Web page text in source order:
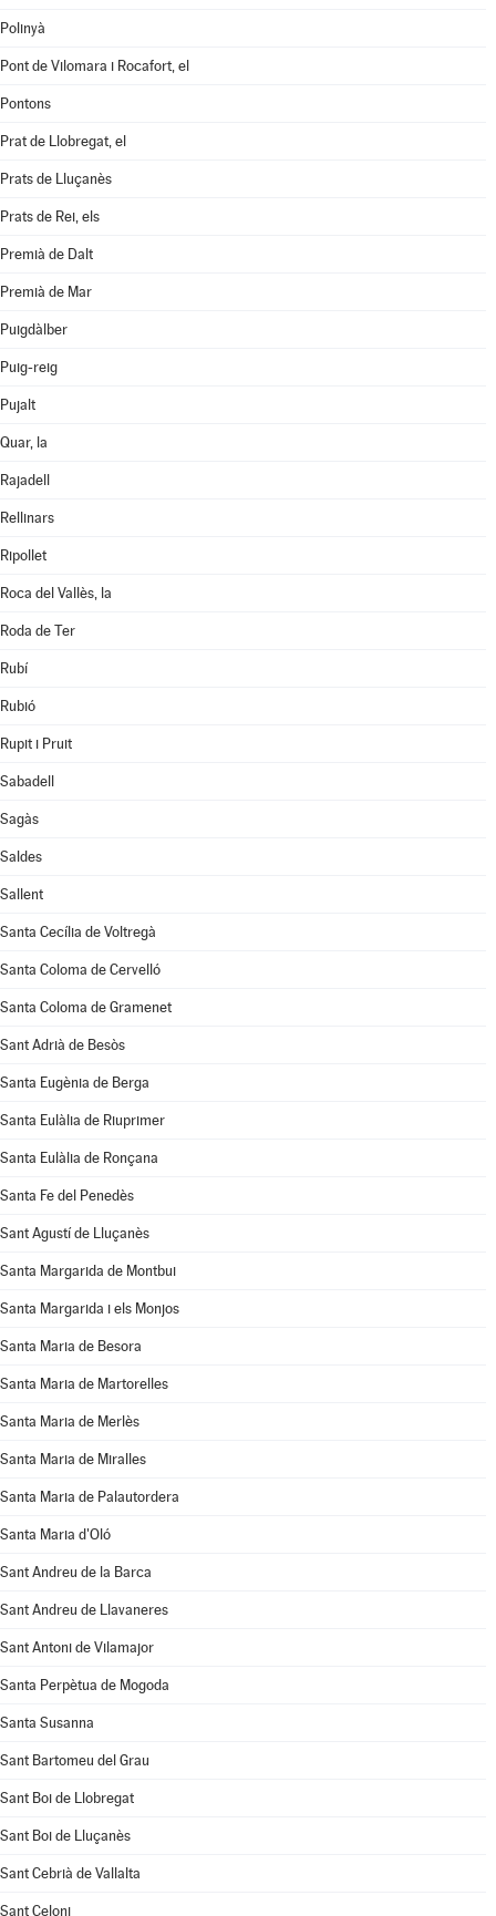
Polinyà
Pont de Vilomara i Rocafort, el
Pontons
Prat de Llobregat, el
Prats de Lluçanès
Prats de Rei, els
Premià de Dalt
Premià de Mar
Puigdàlber
Puig-reig
Pujalt
Quar, la
Rajadell
Rellinars
Ripollet
Roca del Vallès, la
Roda de Ter
Rubí
Rubió
Rupit i Pruit
Sabadell
Sagàs
Saldes
Sallent
Santa Cecília de Voltregà
Santa Coloma de Cervelló
Santa Coloma de Gramenet
Sant Adrià de Besòs
Santa Eugènia de Berga
Santa Eulàlia de Riuprimer
Santa Eulàlia de Ronçana
Santa Fe del Penedès
Sant Agustí de Lluçanès
Santa Margarida de Montbui
Santa Margarida i els Monjos
Santa Maria de Besora
Santa Maria de Martorelles
Santa Maria de Merlès
Santa Maria de Miralles
Santa Maria de Palautordera
Santa Maria d'Oló
Sant Andreu de la Barca
Sant Andreu de Llavaneres
Sant Antoni de Vilamajor
Santa Perpètua de Mogoda
Santa Susanna
Sant Bartomeu del Grau
Sant Boi de Llobregat
Sant Boi de Lluçanès
Sant Cebrià de Vallalta
Sant Celoni